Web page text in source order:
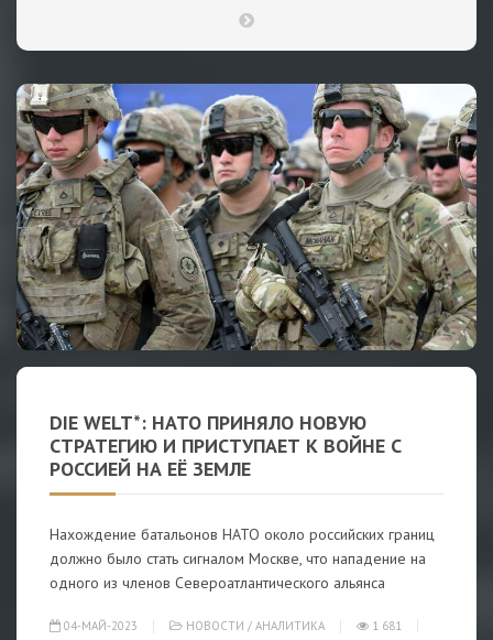
DIE WELT*: НАТО ПРИНЯЛО НОВУЮ
СТРАТЕГИЮ И ПРИСТУПАЕТ К ВОЙНЕ С
РОССИЕЙ НА ЕЁ ЗЕМЛЕ
Нахождение батальонов НАТО около российских границ
должно было стать сигналом Москве, что нападение на
одного из членов Североатлантического альянса
04-МАЙ-2023 НОВОСТИ / АНАЛИТИКА 1 681